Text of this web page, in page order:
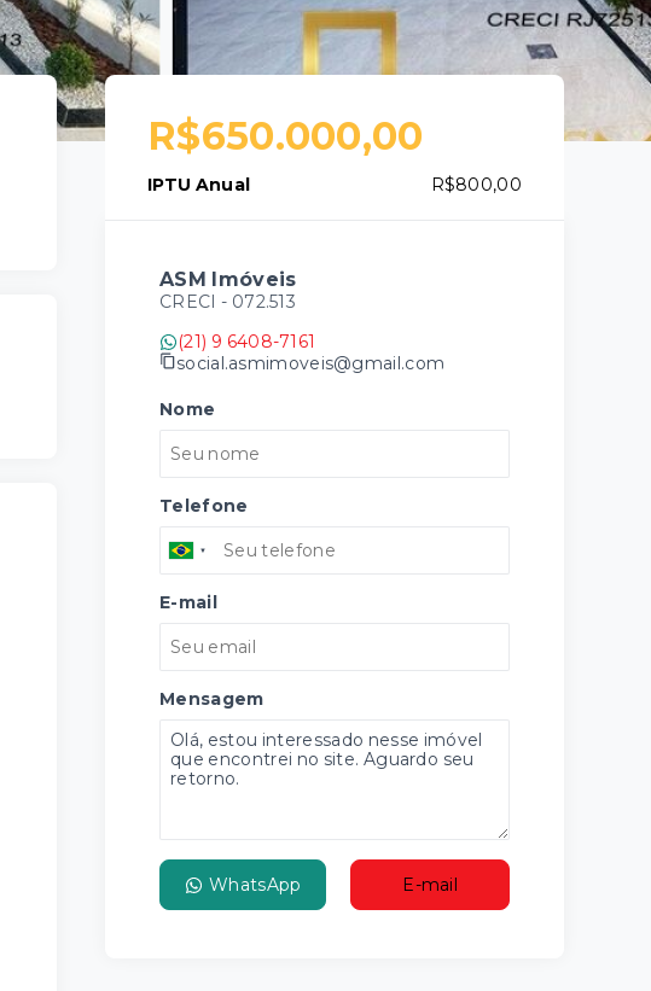
R$650.000,00
IPTU Anual R$800,00
ASM Imóveis
CRECI - 072.513
(21) 9 6408-7161
social.asmimoveis@gmail.com
Nome
Telefone
E-mail
Mensagem
WhatsApp E-mail